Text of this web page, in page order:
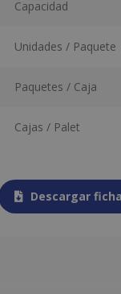
Capacidad
Unidades / Paquete
Paquetes / Caja
Cajas / Palet
Descargar